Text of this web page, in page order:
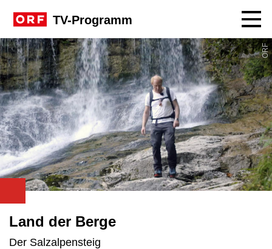
TV-Programm
ORF
Land der Berge
Der Salzalpensteig